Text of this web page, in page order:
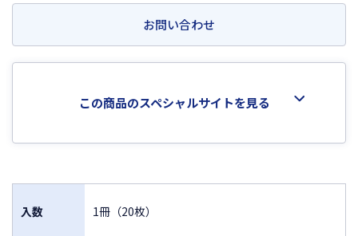
お問い合わせ
この商品のスペシャルサイトを見る
入数 1冊（20枚）